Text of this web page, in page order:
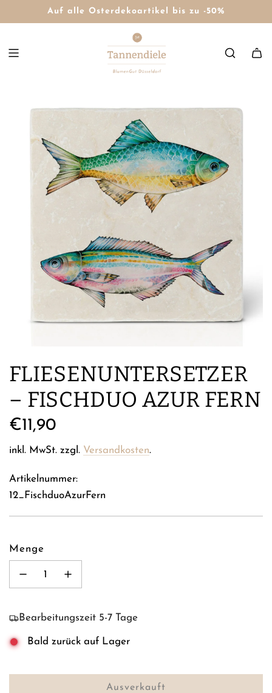
Auf alle Osterdekoartikel bis zu -50%
FLIESENUNTERSETZER
– FISCHDUO AZUR FERN
Regulärer
Preis
€11,90
inkl. MwSt. zzgl. Versandkosten.
Artikelnummer:
12_FischduoAzurFern
Menge
Bearbeitungszeit 5-7 Tage
Bald zurück auf Lager
Ausverkauft